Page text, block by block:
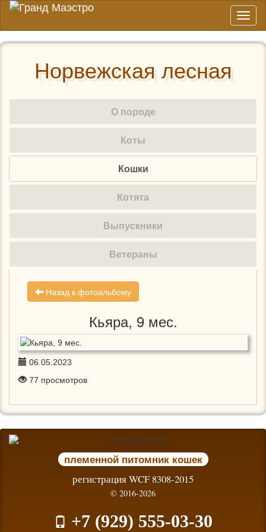
Норвежская лесная
О породе
Коты
Кошки
Котята
Выпускники
Ветераны
Назад к фотоальбому
Кьяра, 9 мес.
06.05.2023
77 просмотров
племенной питомник кошек
регистрация WCF 8308-2015
© 2016-2026
+7 (929) 555-03-30